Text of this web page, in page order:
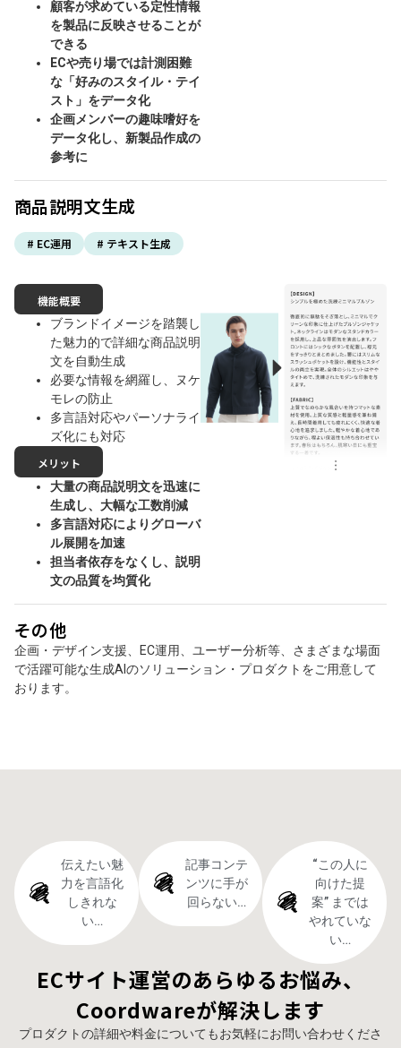
顧客が求めている定性情報
を製品に反映させることが
できる
ECや売り場では計測困難
な「好みのスタイル・テイ
スト」をデータ化
企画メンバーの趣味嗜好を
データ化し、新製品作成の
参考に
商品説明文生成
# EC運用 # テキスト生成
機能概要
ブランドイメージを踏襲し
た魅力的で詳細な商品説明
文を自動生成
必要な情報を網羅し、ヌケ
モレの防止
多言語対応やパーソナライ
ズ化にも対応
メリット
大量の商品説明文を迅速に
生成し、大幅な工数削減
多言語対応によりグローバ
ル展開を加速
担当者依存をなくし、説明
文の品質を均質化
その他
企画・デザイン支援、EC運用、ユーザー分析等、さまざまな場面
で活躍可能な生成AIのソリューション・プロダクトをご用意して
おります。
伝えたい魅
力を言語化
しきれな
い…
記事コンテ
ンツに手が
回らない…
“この人に
向けた提
案” までは
やれていな
い…
ECサイト運営のあらゆるお悩み、
Coordwareが解決します
プロダクトの詳細や料金についてもお気軽にお問い合わせくださ